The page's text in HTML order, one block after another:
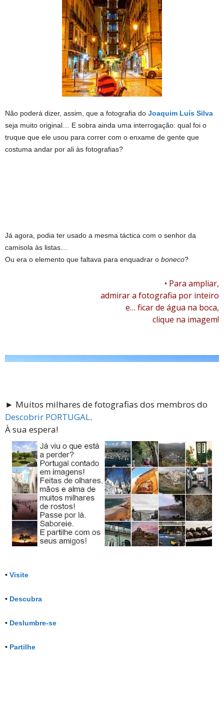
Não poderá dizer, assim, que a fotografia do Joaquim Luís Silva
seja muito original… E sobra ainda uma interrogação: qual foi o
truque que ele usou para correr com o enxame de gente que
costuma andar por ali às fotografias?
Já agora, podia ter usado a mesma táctica com o senhor da
camisola às listas…
Ou era o elemento que faltava para enquadrar o boneco?
• Para ampliar,
admirar a fotografia por inteiro
e… ficar de água na boca,
clique na imagem!
► Muitos milhares de fotografias dos membros do
Descobrir PORTUGAL.
À sua espera!
• Visite
• Descubra
• Deslumbre-se
• Partilhe